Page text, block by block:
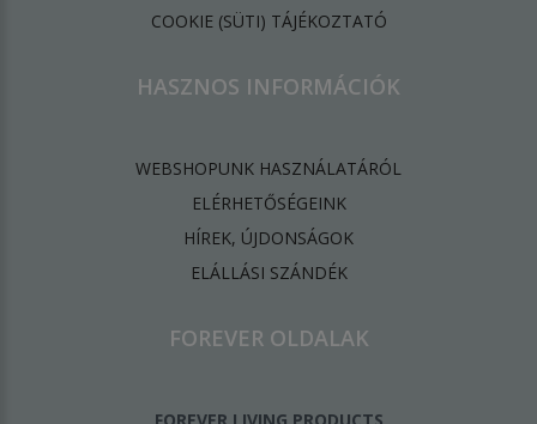
​COOKIE (SÜTI) TÁJÉKOZTATÓ
HASZNOS INFORMÁCIÓK
WEBSHOPUNK HASZNÁLATÁRÓL
ELÉRHETŐSÉGEINK
HÍREK, ÚJDONSÁGOK
ELÁLLÁSI SZÁNDÉK
FOREVER OLDALAK